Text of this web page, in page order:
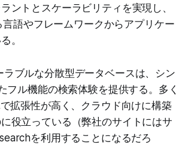
ントとスケーラビリティを実現し、
語やフレームワークからアプリケー
。
ブルな分散型データベースは、シン
ル機能の検索体験を提供する。多く
拡張性が高く、クラウド向けに構築
役立っている（弊社のサイトにはサ
を利用することになるだろ